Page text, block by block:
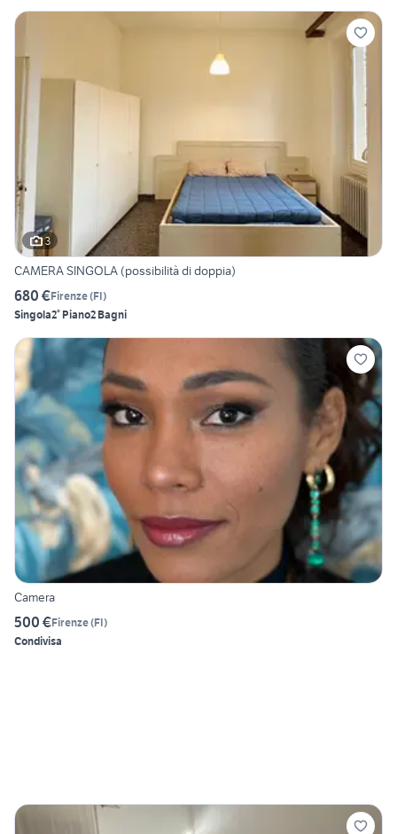
3
CAMERA SINGOLA (possibilità di doppia)
680 €Firenze(FI)
Singola2° Piano2 Bagni
Camera
500 €Firenze(FI)
Condivisa